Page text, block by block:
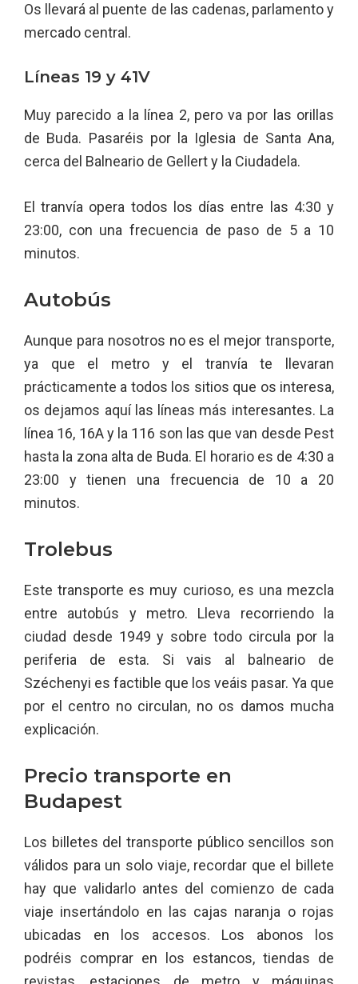
Os llevará al puente de las cadenas, parlamento y
mercado central.
Líneas 19 y 41V
Muy parecido a la línea 2, pero va por las orillas
de Buda. Pasaréis por la Iglesia de Santa Ana,
cerca del Balneario de Gellert y la Ciudadela.
El tranvía opera todos los días entre las 4:30 y
23:00, con una frecuencia de paso de 5 a 10
minutos.
Autobús
Aunque para nosotros no es el mejor transporte,
ya que el metro y el tranvía te llevaran
prácticamente a todos los sitios que os interesa,
os dejamos aquí las líneas más interesantes. La
línea 16, 16A y la 116 son las que van desde Pest
hasta la zona alta de Buda. El horario es de 4:30 a
23:00 y tienen una frecuencia de 10 a 20
minutos.
Trolebus
Este transporte es muy curioso, es una mezcla
entre autobús y metro. Lleva recorriendo la
ciudad desde 1949 y sobre todo circula por la
periferia de esta. Si vais al balneario de
Széchenyi es factible que los veáis pasar. Ya que
por el centro no circulan, no os damos mucha
explicación.
Precio transporte en
Budapest
Los billetes del transporte público sencillos son
válidos para un solo viaje, recordar que el billete
hay que validarlo antes del comienzo de cada
viaje insertándolo en las cajas naranja o rojas
ubicadas en los accesos. Los abonos los
podréis comprar en los estancos, tiendas de